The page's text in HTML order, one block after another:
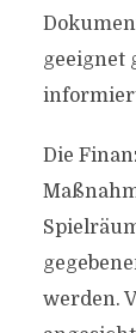
geeignet
Die
werden.